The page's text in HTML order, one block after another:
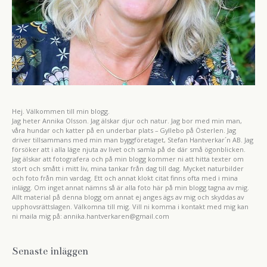
Hej. Välkommen till min blogg.
Jag heter Annika Olsson. Jag älskar djur och natur. Jag bor med min man,
våra hundar och katter på en underbar plats – Gyllebo på Österlen. Jag
driver tillsammans med min man byggföretaget, Stefan Hantverkar´n AB. Jag
försöker att i alla läge njuta av livet och samla på de där små ögonblicken.
Jag älskar att fotografera och på min blogg kommer ni att hitta texter om
stort och smått i mitt liv, mina tankar från dag till dag. Mycket naturbilder
och foto från min vardag. Ett och annat klokt citat finns ofta med i mina
inlägg. Om inget annat nämns så är alla foto här på min blogg tagna av mig.
Allt material på denna blogg om annat ej anges ägs av mig och skyddas av
upphovsrättslagen. Välkomna till mig. Vill ni komma i kontakt med mig kan
ni maila mig på: annika.hantverkaren@gmail.com
Senaste inläggen